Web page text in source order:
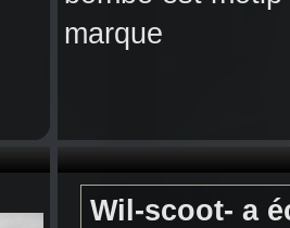
marque
Wil-scoot- a